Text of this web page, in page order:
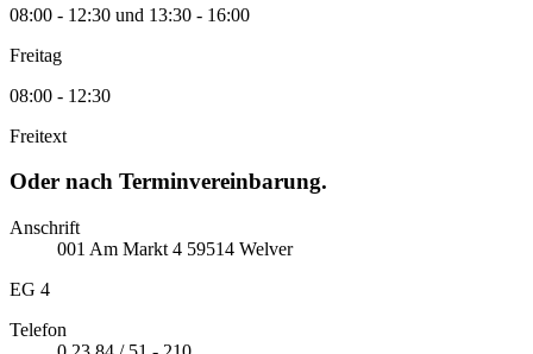
08:00 - 12:30 und 13:30 - 16:00
Freitag
08:00 - 12:30
Freitext
Oder nach Terminvereinbarung.
Anschrift
001 Am Markt 4 59514 Welver
EG 4
Telefon